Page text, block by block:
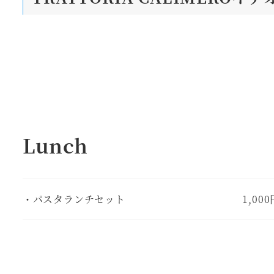
Lunch
・パスタランチセット 1,000